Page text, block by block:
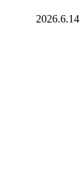
2026.6.14